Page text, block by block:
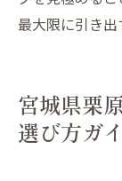
最大限に引き出
宮城県栗
選び方ガ